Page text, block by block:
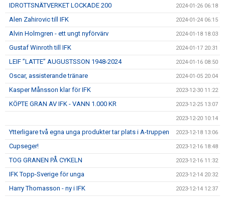
IDROTTSNÄTVERKET LOCKADE 200 2024-01-26 06:18
Alen Zahirovic till IFK 2024-01-24 06:15
Alvin Holmgren - ett ungt nyförvärv 2024-01-18 18:03
Gustaf Winroth till IFK 2024-01-17 20:31
LEIF ”LATTE” AUGUSTSSON 1948-2024 2024-01-16 08:50
Oscar, assisterande tränare 2024-01-05 20:04
Kasper Månsson klar för IFK 2023-12-30 11:22
KÖPTE GRAN AV IFK - VANN 1.000 KR 2023-12-25 13:07
2023-12-20 10:14
Ytterligare två egna unga produkter tar plats i A-truppen 2023-12-18 13:06
Cupseger! 2023-12-16 18:48
TOG GRANEN PÅ CYKELN 2023-12-16 11:32
IFK Topp-Sverige för unga 2023-12-14 20:32
Harry Thomasson - ny i IFK 2023-12-14 12:37